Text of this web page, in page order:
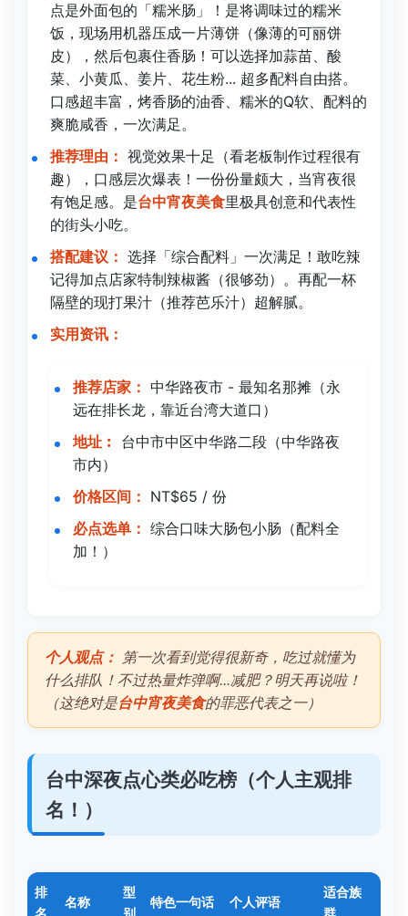
点是外面包的「糯米肠」！是将调味过的糯米
饭，现场用机器压成一片薄饼（像薄的可丽饼
皮），然后包裹住香肠！可以选择加蒜苗、酸
菜、小黄瓜、姜片、花生粉... 超多配料自由搭。
口感超丰富，烤香肠的油香、糯米的Q软、配料的
爽脆咸香，一次满足。
推荐理由： 视觉效果十足（看老板制作过程很有
趣），口感层次爆表！一份份量颇大，当宵夜很
有饱足感。是台中宵夜美食里极具创意和代表性
的街头小吃。
搭配建议： 选择「综合配料」一次满足！敢吃辣
记得加点店家特制辣椒酱（很够劲）。再配一杯
隔壁的现打果汁（推荐芭乐汁）超解腻。
实用资讯：
推荐店家： 中华路夜市 - 最知名那摊（永
远在排长龙，靠近台湾大道口）
地址︰ 台中市中区中华路二段（中华路夜
市内）
价格区间： NT$65 / 份
必点选单： 综合口味大肠包小肠（配料全
加！）
个人观点： 第一次看到觉得很新奇，吃过就懂为
什么排队！不过热量炸弹啊...减肥？明天再说啦！
（这绝对是台中宵夜美食的罪恶代表之一）
台中深夜点心类必吃榜（个人主观排
名！）
排
名称
型
特色一句话 个人评语
适合族